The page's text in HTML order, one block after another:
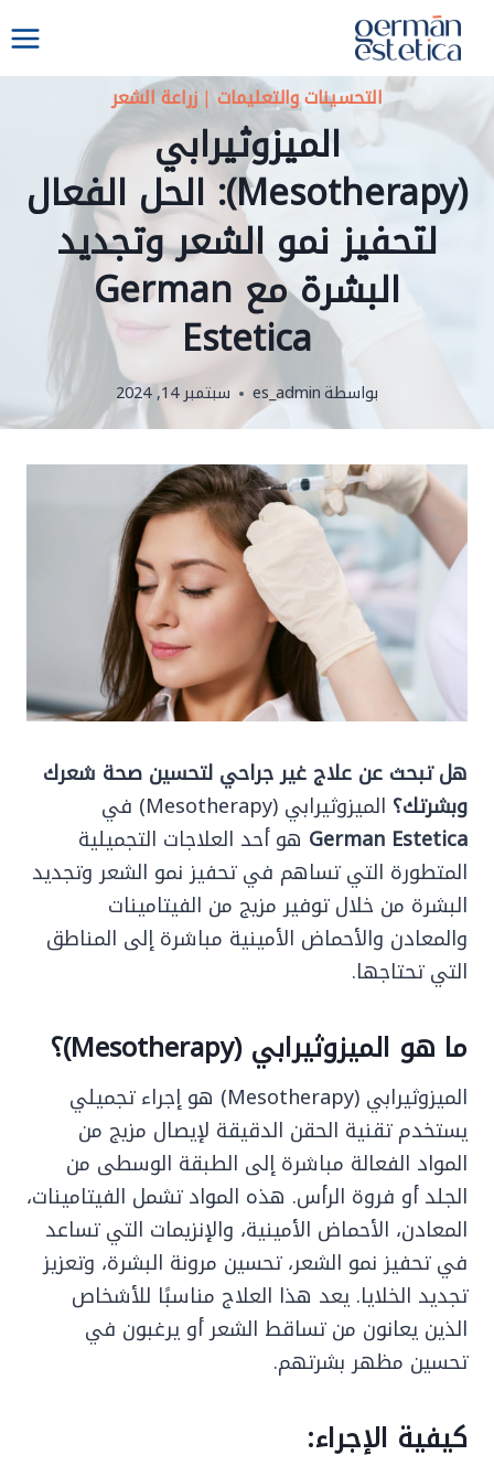
التجاوز
المحتوى
التحسينات والتعليمات|زراعة الشعر
الميزوثيرابي
(Mesotherapy): الحل الفعال
لتحفيز نمو الشعر وتجديد
البشرة مع German
Estetica
بواسطةes_admin سبتمبر 14, 2024
هل تبحث عن علاج غير جراحي لتحسين صحة شعرك
وبشرتك؟ الميزوثيرابي (Mesotherapy) في
German Estetica هو أحد العلاجات التجميلية
المتطورة التي تساهم في تحفيز نمو الشعر وتجديد
البشرة من خلال توفير مزيج من الفيتامينات
والمعادن والأحماض الأمينية مباشرة إلى المناطق
التي تحتاجها.
ما هو الميزوثيرابي (Mesotherapy)؟
الميزوثيرابي (Mesotherapy) هو إجراء تجميلي
يستخدم تقنية الحقن الدقيقة لإيصال مزيج من
المواد الفعالة مباشرة إلى الطبقة الوسطى من
الجلد أو فروة الرأس. هذه المواد تشمل الفيتامينات،
المعادن، الأحماض الأمينية، والإنزيمات التي تساعد
في تحفيز نمو الشعر، تحسين مرونة البشرة، وتعزيز
تجديد الخلايا. يعد هذا العلاج مناسبًا للأشخاص
الذين يعانون من تساقط الشعر أو يرغبون في
تحسين مظهر بشرتهم.
كيفية الإجراء: